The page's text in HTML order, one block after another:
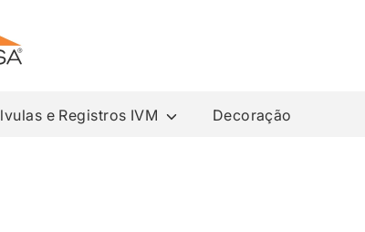
e Registros IVM Decoração